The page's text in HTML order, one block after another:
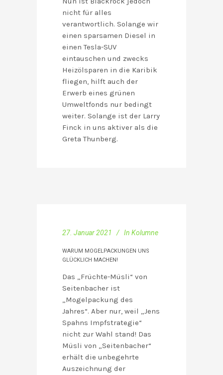
nicht für alles
verantwortlich. Solange wir
einen sparsamen Diesel in
einen Tesla-SUV
eintauschen und zwecks
Heizölsparen in die Karibik
fliegen, hilft auch der
Erwerb eines grünen
Umweltfonds nur bedingt
weiter. Solange ist der Larry
Finck in uns aktiver als die
Greta Thunberg.
27. Januar 2021 In Kolumne
WARUM MOGELPACKUNGEN UNS
GLÜCKLICH MACHEN!
Das „Früchte-Müsli“ von
Seitenbacher ist
„Mogelpackung des
Jahres“. Aber nur, weil „Jens
Spahns Impfstrategie“
nicht zur Wahl stand! Das
Müsli von „Seitenbacher“
erhält die unbegehrte
Auszeichnung der